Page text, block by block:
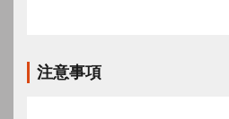
注意事項